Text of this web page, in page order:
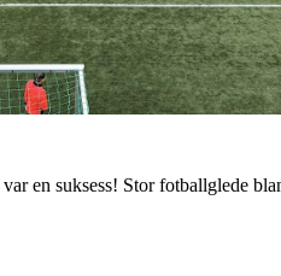
en suksess! Stor fotballglede